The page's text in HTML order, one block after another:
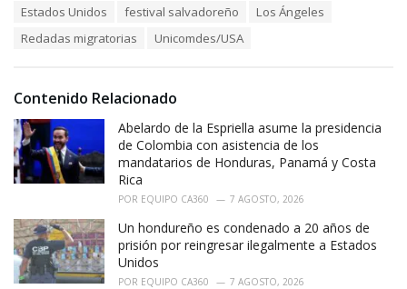
s
:
Estados Unidos
festival salvadoreño
Los Ángeles
Redadas migratorias
Unicomdes/USA
Contenido Relacionado
Abelardo de la Espriella asume la presidencia
de Colombia con asistencia de los
mandatarios de Honduras, Panamá y Costa
Rica
POR EQUIPO CA360 7 AGOSTO, 2026
Un hondureño es condenado a 20 años de
prisión por reingresar ilegalmente a Estados
Unidos
POR EQUIPO CA360 7 AGOSTO, 2026